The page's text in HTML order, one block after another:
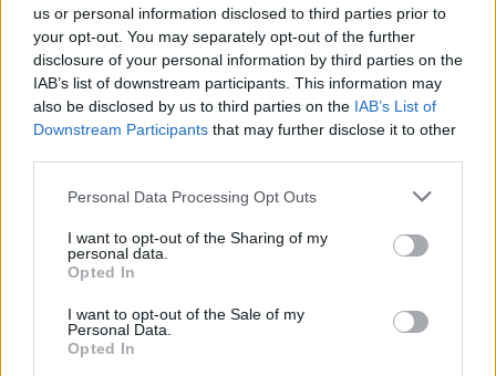
us or personal information disclosed to third parties prior to
your opt-out. You may separately opt-out of the further
disclosure of your personal information by third parties on the
IAB’s list of downstream participants. This information may
also be disclosed by us to third parties on the IAB’s List of
Downstream Participants that may further disclose it to other
Personal Data Processing Opt Outs
I want to opt-out of the Sharing of my
personal data.
Opted In
I want to opt-out of the Sale of my
Personal Data.
Opted In
TIXE HOTELS DI
VALERIO E
MADDALENA & C.
S.A.S.
non pervenuto Arenzano
VALLARINO S.R.L.
1-2 milioni Genova
EDILCONTROL
UNIPERSONALE
Arenzano
M.E.S. S.R.L.